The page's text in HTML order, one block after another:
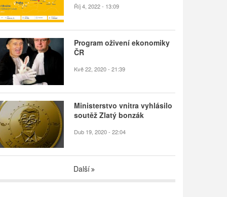
Říj 4, 2022 - 13:09
Program oživení ekonomiky
ČR
Kvě 22, 2020 - 21:39
Ministerstvo vnitra vyhlásilo
soutěž Zlatý bonzák
Dub 19, 2020 - 22:04
Další